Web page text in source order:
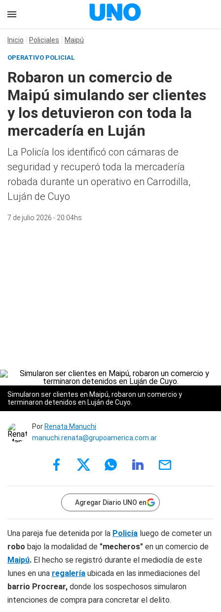
Inicio Policiales Maipú
OPERATIVO POLICIAL
Robaron un comercio de
Maipú simulando ser clientes
y los detuvieron con toda la
mercadería en Luján
La Policía los identificó con cámaras de
seguridad y recuperó toda la mercadería
robada durante un operativo en Carrodilla,
Luján de Cuyo
7 de julio 2026 - 20:04hs
Simularon ser clientes en Maipú, robaron un comercio y
terminaron detenidos en Luján de Cuyo.
Por Renata Manuchi
manuchi.renata@grupoamerica.com.ar
Agregar Diario UNO en
Una pareja fue detenida por la Policía luego de cometer un
robo bajo la modalidad de "mecheros" en un comercio de
Maipú. El hecho se registró durante el mediodía de este
lunes en una regalería ubicada en las inmediaciones del
barrio Procrear, donde los sospechosos simularon
intenciones de compra para concretar el delito.